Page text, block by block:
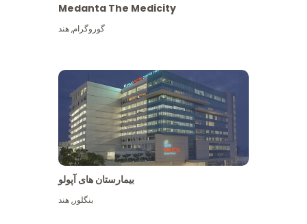
Medanta The Medicity
گوروگرام,هند
بیمارستان های آپولو
بنگلور,هند